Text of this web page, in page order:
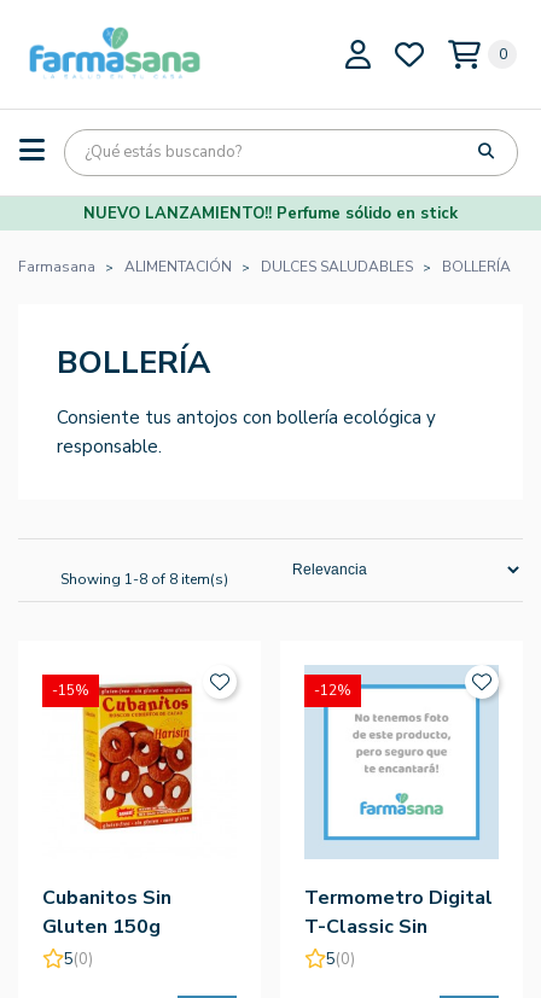
0
NUEVO LANZAMIENTO!! Perfume sólido en stick
Farmasana ALIMENTACIÓN DULCES SALUDABLES BOLLERÍA
BOLLERÍA
Consiente tus antojos con bollería ecológica y
responsable.
Showing 1-8 of 8 item(s)
Cubanitos Sin
Gluten 150g
5(0)
-15%
Termometro Digital
T-Classic Sin
Mercurio - Cami
5(0)
-12%